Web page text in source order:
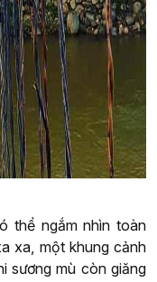
thể ngắm nhìn toàn
xa, một khung cảnh
sương mù còn giăng